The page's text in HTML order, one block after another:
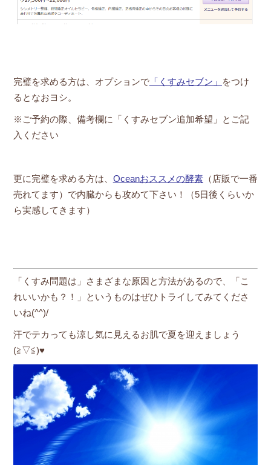
完璧を求める方は、オプションで「くすみセブン」
をつけ
るとなおヨシ。
※ご予約の際、備考欄に「くすみセブン追加希望」とご記
入ください
更に完璧を求める方は、 Oceanおススメの酵素（店販で一番
売れてます）で内臓からも攻めて下さい！（5日後くらいか
ら実感してきます）
「くすみ問題は」さまざまな原因と方法があるので、「こ
れいいかも？！」というものはぜひトライしてみてくださ
いね(^^)/
汗でテカっても涼し気に見えるお肌で夏を迎えましょう
(≧▽≦)♥